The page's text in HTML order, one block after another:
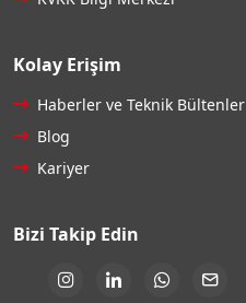
Kolay Erişim
Haberler ve Teknik Bültenler
Blog
Kariyer
Bizi Takip Edin